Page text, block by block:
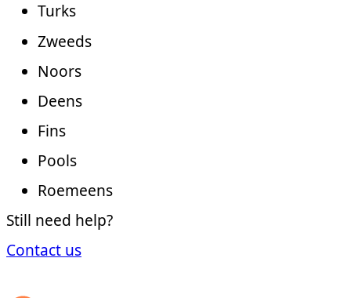
Turks
Zweeds
Noors
Deens
Fins
Pools
Roemeens
Still need help?
Contact us